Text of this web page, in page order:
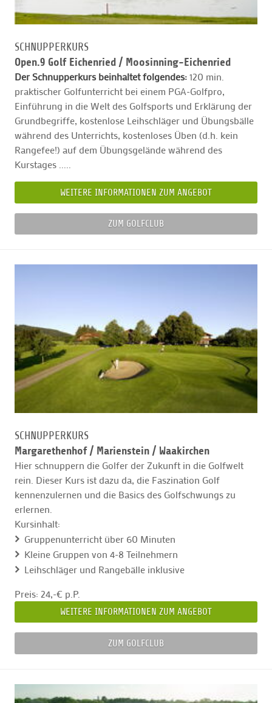
SCHNUPPERKURS
Open.9 Golf Eichenried / Moosinning-Eichenried
Der Schnupperkurs beinhaltet folgendes:120 min.
praktischer Golfunterricht bei einem PGA-Golfpro,
Einführung in die Welt des Golfsports und Erklärung der
Grundbegriffe, kostenlose Leihschläger und Übungsbälle
während des Unterrichts, kostenloses Üben (d.h. kein
Rangefee!) auf dem Übungsgelände während des
Kurstages .....
WEITERE INFORMATIONEN ZUM ANGEBOT
ZUM GOLFCLUB
SCHNUPPERKURS
Margarethenhof / Marienstein / Waakirchen
Hier schnuppern die Golfer der Zukunft in die Golfwelt
rein. Dieser Kurs ist dazu da, die Faszination Golf
kennenzulernen und die Basics des Golfschwungs zu
erlernen.
Kursinhalt:
Gruppenunterricht über 60 Minuten
Kleine Gruppen von 4-8 Teilnehmern
Leihschläger und Rangebälle inklusive
Preis: 24,-€ p.P.
WEITERE INFORMATIONEN ZUM ANGEBOT
ZUM GOLFCLUB